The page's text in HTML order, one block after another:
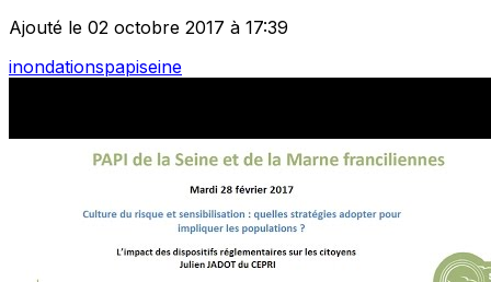
Ajouté le 02 octobre 2017 à 17:39
inondationspapiseine